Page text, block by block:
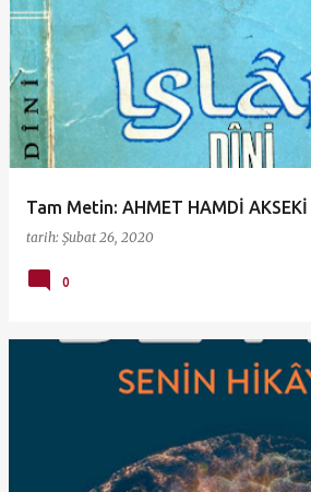
Tam Metin: AHMET HAMDİ
tarih: Şubat 26, 2020
0